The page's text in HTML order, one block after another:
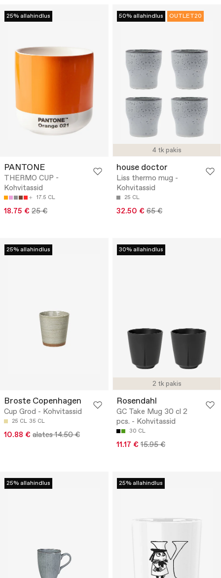
25% allahindlus
PANTONE
THERMO CUP -
Kohvitassid
17.5 CL
18.75 € 25 €
4 tk pakis
50% allahindlus OUTLET20
house doctor
Liss thermo mug -
Kohvitassid
25 CL
32.50 € 65 €
25% allahindlus
Broste Copenhagen
Cup Grod - Kohvitassid
25 CL 35 CL
10.88 € alates 14.50 €
2 tk pakis
30% allahindlus
Rosendahl
GC Take Mug 30 cl 2
pcs. - Kohvitassid
30 CL
11.17 € 15.95 €
25% allahindlus 25% allahindlus